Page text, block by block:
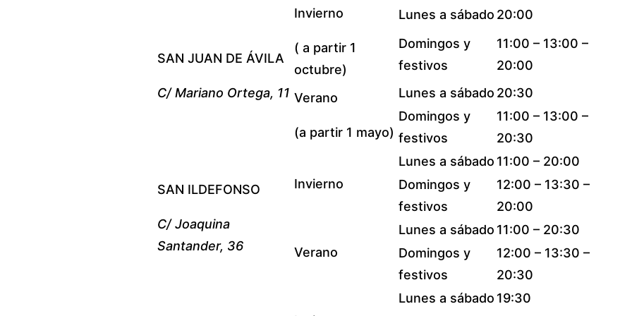
SAN JUAN DE ÁVILA
C/ Mariano Ortega, 11
Invierno
( a partir 1
octubre)
Lunes a sábado 20:00
Domingos y
festivos
11:00 – 13:00 –
20:00
Verano
(a partir 1 mayo)
Lunes a sábado 20:30
Domingos y
festivos
11:00 – 13:00 –
20:30
SAN ILDEFONSO
C/ Joaquina
Santander, 36
Invierno
Lunes a sábado 11:00 – 20:00
Domingos y
festivos
12:00 – 13:30 –
20:00
Verano
Lunes a sábado 11:00 – 20:30
Domingos y
festivos
12:00 – 13:30 –
20:30
Lunes a sábado 19:30